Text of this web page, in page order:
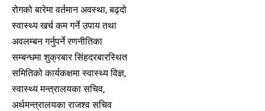
रोगको बारेमा वर्तमान अवस्था, बढ्दो
स्वास्थ्य खर्च कम गर्ने उपाय तथा
अवलम्बन गर्नुपर्ने रणनीतिका
सम्बन्धमा शुक्रबार सिंहदरबारस्थित
समितिको कार्यकक्षमा स्वास्थ्य विज्ञ,
स्वास्थ्य मन्त्रालयका सचिव,
अर्थमन्त्रालयका राजश्व सचिव